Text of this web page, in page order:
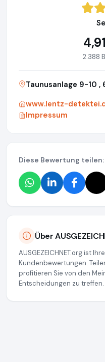
2.388
Taunusanlage 9-10
www.lentz-
Impressum
Diese Bewertung teilen:
Über
AUSGEZEICHNET.org ist
Kundenbewertungen.
profitieren Sie von den
Entscheidungen zu treffen.